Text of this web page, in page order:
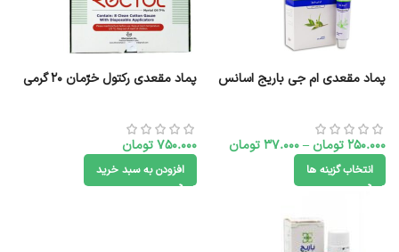
پماد مقعدی ام جی باریج اسانس
250.000تومان –
37.000تومان
انتخاب گزینه ها
پماد مقعدی رکتول خرّمان 20 گرمی
750.000تومان
افزودن به سبد خرید